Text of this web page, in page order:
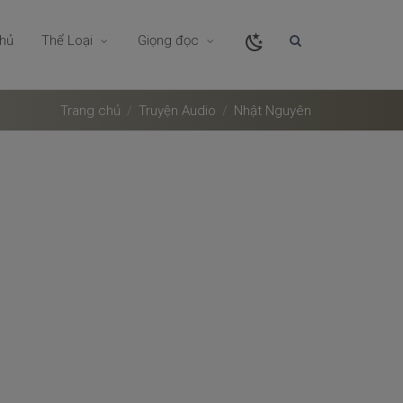
Thể Loại Giọng đọc
Trang chủ Truyện Audio Nhật Nguyên